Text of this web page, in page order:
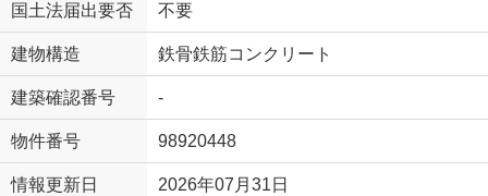
国土法届出要否 不要
建物構造 鉄骨鉄筋コンクリート
建築確認番号 -
物件番号 98920448
情報更新日 2026年07月31日